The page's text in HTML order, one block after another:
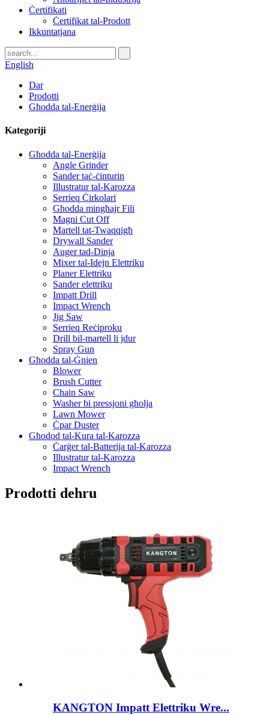
Ċertifikati
Ċertifikat tal-Prodott
Ikkuntatjana
English
Dar
Prodotti
Għodda tal-Enerġija
Kategoriji
Għodda tal-Enerġija
Angle Grinder
Sander taċ-ċinturin
Illustratur tal-Karozza
Serrieq Ċirkolari
Għodda mingħajr Fili
Magni Cut Off
Martell tat-Twaqqigħ
Drywall Sander
Auger tad-Dinja
Mixer tal-Idejn Elettriku
Planer Elettriku
Sander elettriku
Impatt Drill
Impact Wrench
Jig Saw
Serrieq Reċiproku
Drill bil-martell li jdur
Spray Gun
Għodda tal-Ġnien
Blower
Brush Cutter
Chain Saw
Washer bi pressjoni għolja
Lawn Mower
Ċpar Duster
Għodod tal-Kura tal-Karozza
Ċarġer tal-Batterija tal-Karozza
Illustratur tal-Karozza
Impact Wrench
Prodotti dehru
KANGTON Impatt Elettriku Wre...